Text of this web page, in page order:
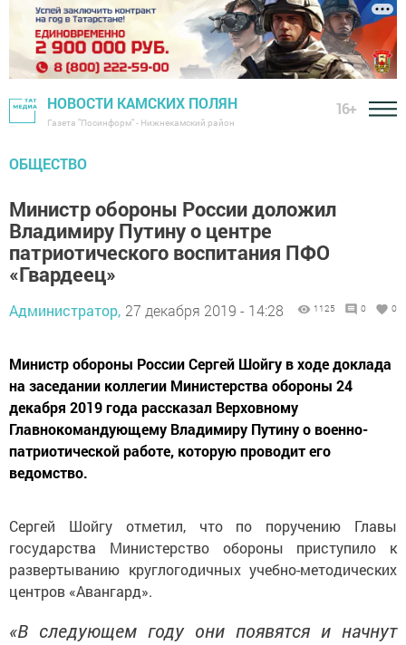
НОВОСТИ КАМСКИХ ПОЛЯН
Газета "Посинформ" - Нижнекамский район
16+
ОБЩЕСТВО
Министр обороны России доложил
Владимиру Путину о центре
патриотического воспитания ПФО
«Гвардеец»
Администратор, 27 декабря 2019 - 14:28 1125 0 0
Министр обороны России Сергей Шойгу в ходе доклада
на заседании коллегии Министерства обороны 24
декабря 2019 года рассказал Верховному
Главнокомандующему Владимиру Путину о военно-
патриотической работе, которую проводит его
ведомство.
Сергей Шойгу отметил, что по поручению Главы
государства Министерство обороны приступило к
развертыванию круглогодичных учебно-методических
центров «Авангард».
«В следующем году они появятся и начнут